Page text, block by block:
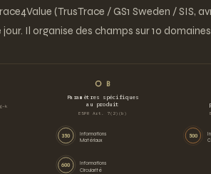
(TrusTrace / GS1 Sweden / SIS,
Il organise des champs sur 10
B
Paramètres spécifiques
au produit
ESPR Art. 7(2)(b)
350 Informations
Matériaux
600
Informations
Circularité
500